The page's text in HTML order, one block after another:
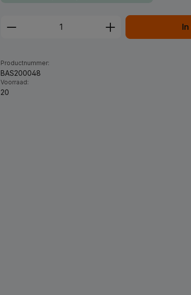
Producthoeveelheid: Voer de
Productnummer:
BAS200048
Voorraad:
20